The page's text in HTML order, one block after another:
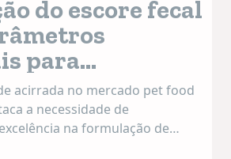
do escore fecal
para
de um pet
acirrada no mercado pet food
a necessidade de
na formulação de
de estimação, mas